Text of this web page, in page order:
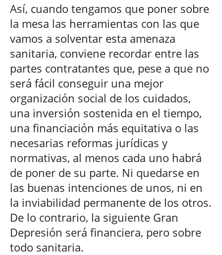
Así, cuando tengamos que poner sobre
la mesa las herramientas con las que
vamos a solventar esta amenaza
sanitaria, conviene recordar entre las
partes contratantes que, pese a que no
será fácil conseguir una mejor
organización social de los cuidados,
una inversión sostenida en el tiempo,
una financiación más equitativa o las
necesarias reformas jurídicas y
normativas, al menos cada uno habrá
de poner de su parte. Ni quedarse en
las buenas intenciones de unos, ni en
la inviabilidad permanente de los otros.
De lo contrario, la siguiente Gran
Depresión será financiera, pero sobre
todo sanitaria.